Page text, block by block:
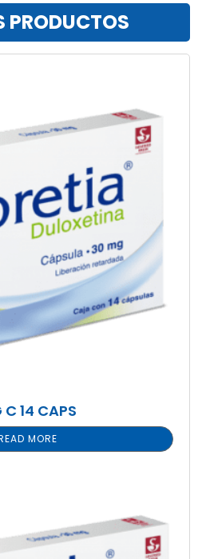
PRODUCTOS
14 CAPS
MORE